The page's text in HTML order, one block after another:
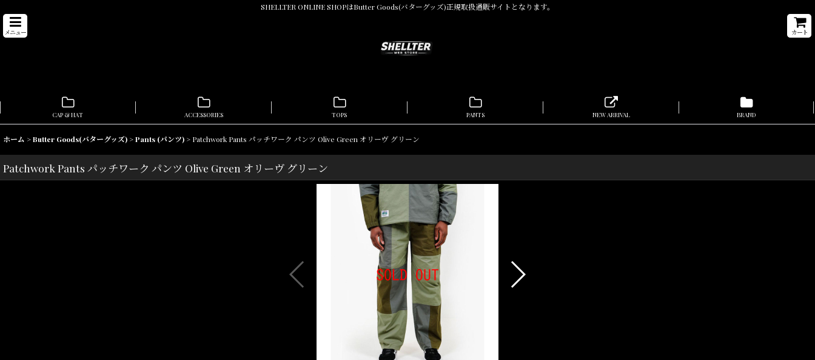
SHELLTER ONLINE SHOPはButter Goods(バターグッズ)正規取扱通販サイトとなります。
メニュー カート
CAP & HAT ACCESSORIES TOPS PANTS NEW ARRIVAL BRAND
ホーム >Butter Goods(バターグッズ) >Pants (パンツ) > Patchwork Pants パッチワーク パンツ Olive Green オリーヴ グリーン
Patchwork Pants パッチワーク パンツ Olive Green オリーヴ グリーン